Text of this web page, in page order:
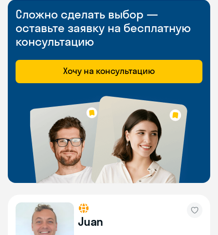
Сложно сделать выбор —
оставьте заявку на бесплатную
консультацию
Хочу на консультацию
Juan